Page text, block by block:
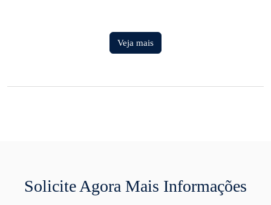
Veja mais
Solicite Agora Mais Informações